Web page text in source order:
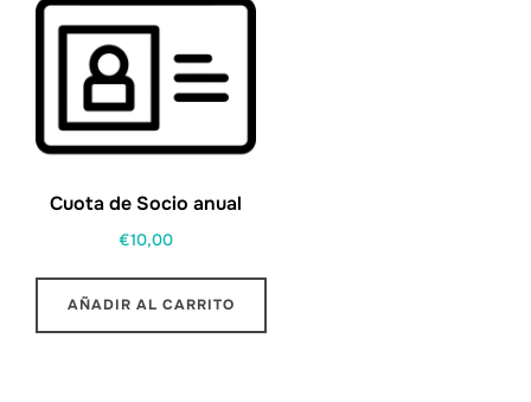
Cuota de Socio anual
€10,00
AÑADIR AL CARRITO